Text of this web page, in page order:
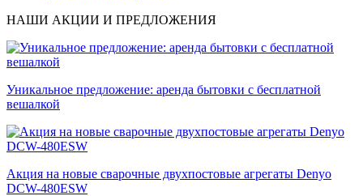
НАШИ АКЦИИ И ПРЕДЛОЖЕНИЯ
Уникальное предложение: аренда бытовки с бесплатной
вешалкой
Акция на новые сварочные двухпостовые агрегаты Denyo
DCW-480ESW